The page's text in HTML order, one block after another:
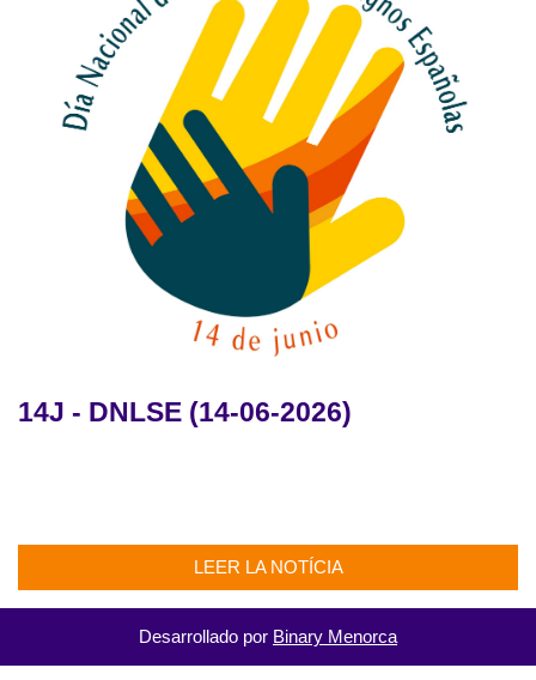
14J - DNLSE (14-06-2026)
LEER LA NOTÍCIA
Desarrollado por Binary Menorca